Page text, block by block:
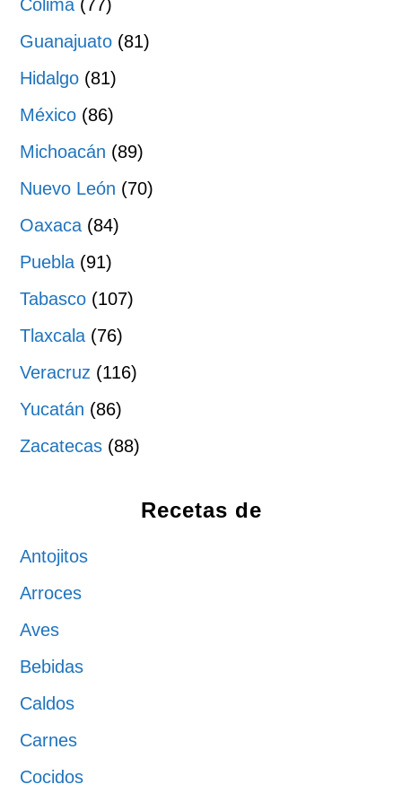
Colima (77)
Guanajuato (81)
Hidalgo (81)
México (86)
Michoacán (89)
Nuevo León (70)
Oaxaca (84)
Puebla (91)
Tabasco (107)
Tlaxcala (76)
Veracruz (116)
Yucatán (86)
Zacatecas (88)
Recetas de
Antojitos
Arroces
Aves
Bebidas
Caldos
Carnes
Cocidos